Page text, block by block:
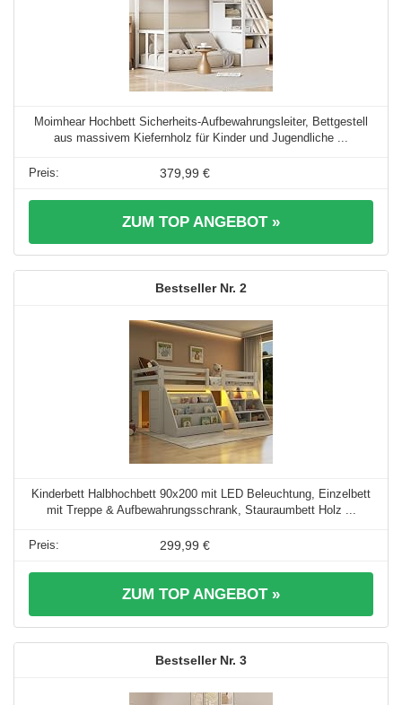
Moimhear Hochbett Sicherheits-Aufbewahrungsleiter, Bettgestell
aus massivem Kiefernholz für Kinder und Jugendliche ...
379,99 €
ZUM TOP ANGEBOT »
2
Kinderbett Halbhochbett 90x200 mit LED Beleuchtung, Einzelbett
mit Treppe & Aufbewahrungsschrank, Stauraumbett Holz ...
299,99 €
ZUM TOP ANGEBOT »
3